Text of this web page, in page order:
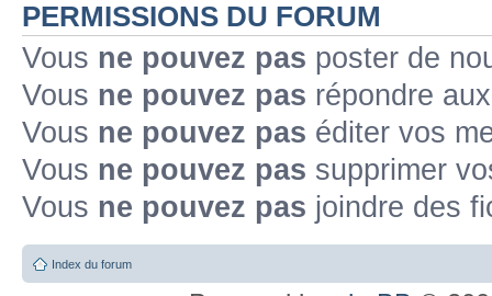
PERMISSIONS DU FORUM
Vous ne pouvez pas poster de
Vous ne pouvez pas répondre
Vous ne pouvez pas éditer vos
Vous ne pouvez pas supprimer
Vous ne pouvez pas joindre des
Index du forum